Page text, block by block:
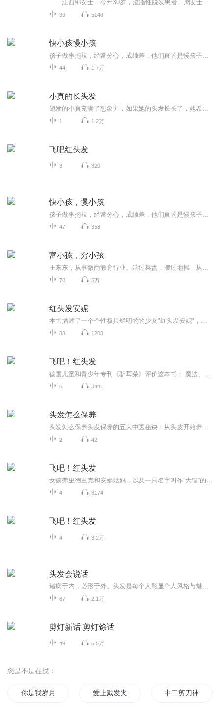
39 5148
快小孩慢小孩
44 1.7万
小真的长头发
1 1.2万
飞吧红头发
3 320
快小孩，慢小孩
47 358
富小孩，穷小孩
70 5万
红头发安妮
38 1208
飞吧！红头发
5 3441
头发怎么保养
2 42
飞吧！红头发
4 3174
飞吧！红头发
4 3.2万
头发会说话
67 2.1万
剪灯新话·剪灯馀话
49 5.5万
您是不是在找：
你是我岁月的剪影 爱上戴发夹的女孩 中二剪刀神